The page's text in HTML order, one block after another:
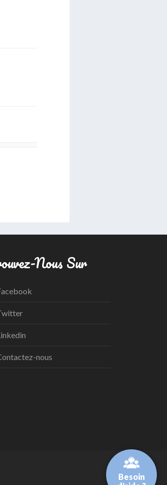
Nous Sur
nous
Besoin